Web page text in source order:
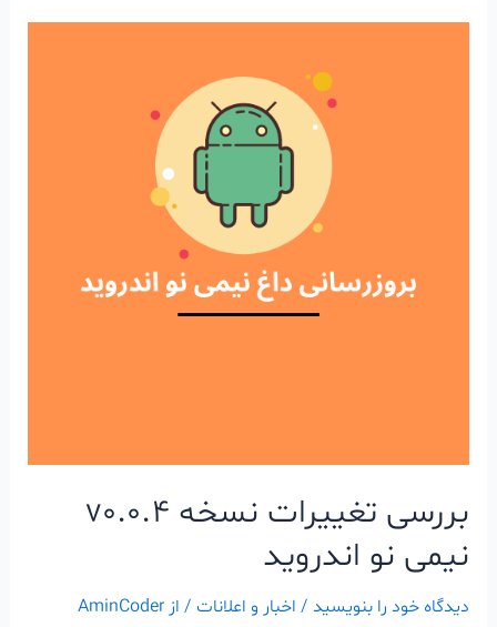
بررسی تغییرات نسخه v0.0.4
نیمی نو اندروید
دیدگاه‌ خود را بنویسید / اخبار و اعلانات / از AminCoder